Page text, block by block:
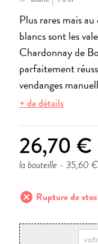
Plus rares mais
blancs sont les
Chardonnay de
parfaitement
vendanges
+ de détails
26,70 €
la bouteille - 35,60
cancel Rupture de